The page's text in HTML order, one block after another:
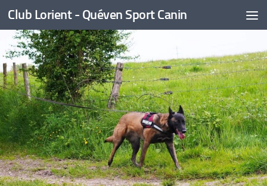
Skip to content
Club Lorient - Quéven Sport Canin